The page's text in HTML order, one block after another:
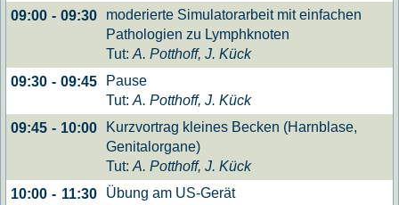
09:00 - 09:30
moderierte Simulatorarbeit mit einfachen
Pathologien zu Lymphknoten
Tut: A. Potthoff, J. Kück
09:30 - 09:45
Pause
Tut: A. Potthoff, J. Kück
09:45 - 10:00
Kurzvortrag kleines Becken (Harnblase,
Genitalorgane)
Tut: A. Potthoff, J. Kück
10:00 - 11:30 Übung am US-Gerät